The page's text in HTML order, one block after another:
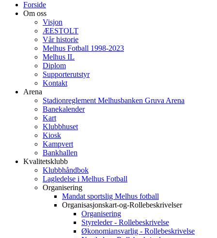
Forside
Om oss
Visjon
ÆESTOLT
Vår historie
Melhus Fotball 1998-2023
Melhus IL
Diplom
Supporterutstyr
Kontakt
Arena
Stadionreglement Melhusbanken Gruva Arena
Banekalender
Kart
Klubbhuset
Kiosk
Kampvert
Bankhallen
Kvalitetsklubb
Klubbhåndbok
Lagledelse i Melhus Fotball
Organisering
Mandat sportslig Melhus fotball
Organisasjonskart-og-Rollebeskrivelser
Organisering
Styreleder - Rollebeskrivelse
Økonomiansvarlig - Rollebeskrivelse